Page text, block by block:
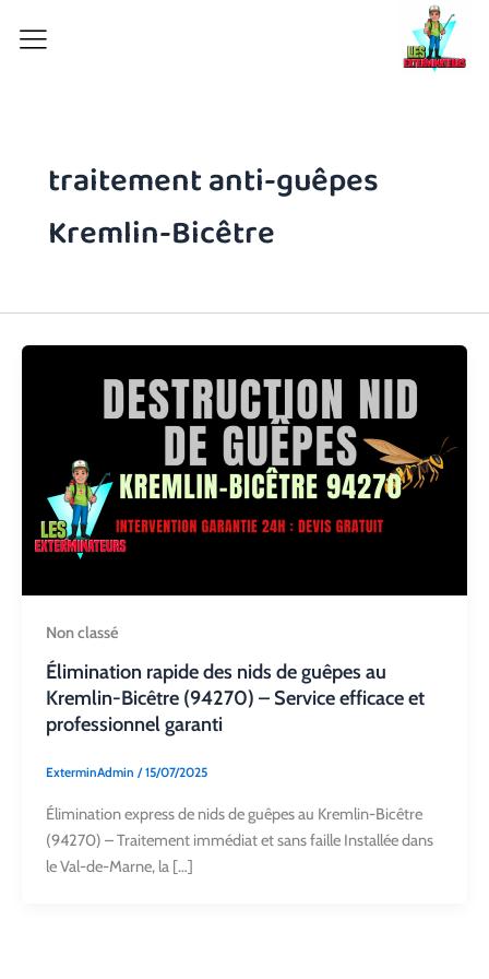
traitement anti-guêpes
Kremlin-Bicêtre
Non classé
Élimination rapide des nids de guêpes au
Kremlin-Bicêtre (94270) – Service efficace et
professionnel garanti
ExterminAdmin /15/07/2025
Élimination express de nids de guêpes au Kremlin-Bicêtre
(94270) – Traitement immédiat et sans faille Installée dans
le Val-de-Marne, la […]